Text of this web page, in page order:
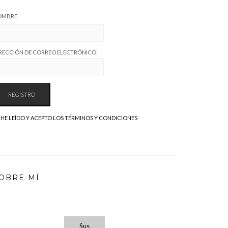
DE CORREO ELECTRÓNICO:
HE LEÍDO Y ACEPTO LOS TÉRMINOS Y CONDICIONES
MÍ
Sus